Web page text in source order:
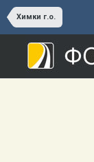
Химки г.о.